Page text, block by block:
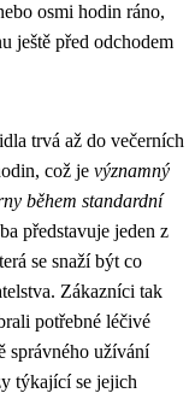
osmi hodin ráno,
ještě před odchodem
trvá až do večerních
což je významný
během standardní
představuje jeden z
se snaží být co
Zákazníci tak
potřebné léčivé
správného užívání
týkající se jejich